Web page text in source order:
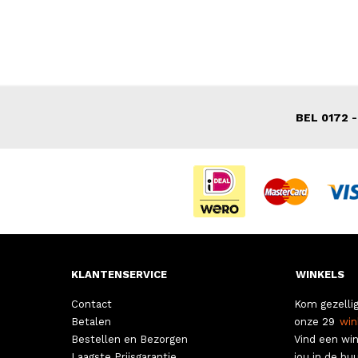
BEL 0172
KLANTENSERVICE
Contact
Betalen
Bestellen en Bezorgen
WINKELS
Kom
onze 29
Vind een